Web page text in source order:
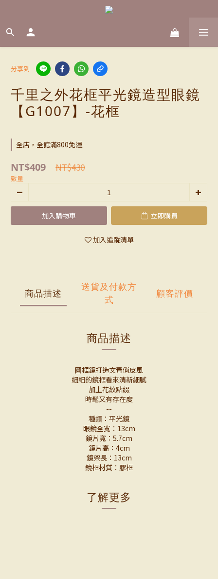
分享到
千里之外花框平光鏡造型眼鏡
【G1007】-花框
全店，全館滿800免運
NT$409 NT$430
數量
加入購物車 立即購買
加入追蹤清單
商品描述
送貨及付款方
式
顧客評價
商品描述
圓框鏡打造文青俏皮風
細細的鏡框看來清新細膩
加上花紋點綴
時髦又有存在度
--
種類：平光鏡
眼鏡全寬：13cm
鏡片寬：5.7cm
鏡片高：4cm
鏡架長：13cm
鏡框材質：膠框
了解更多